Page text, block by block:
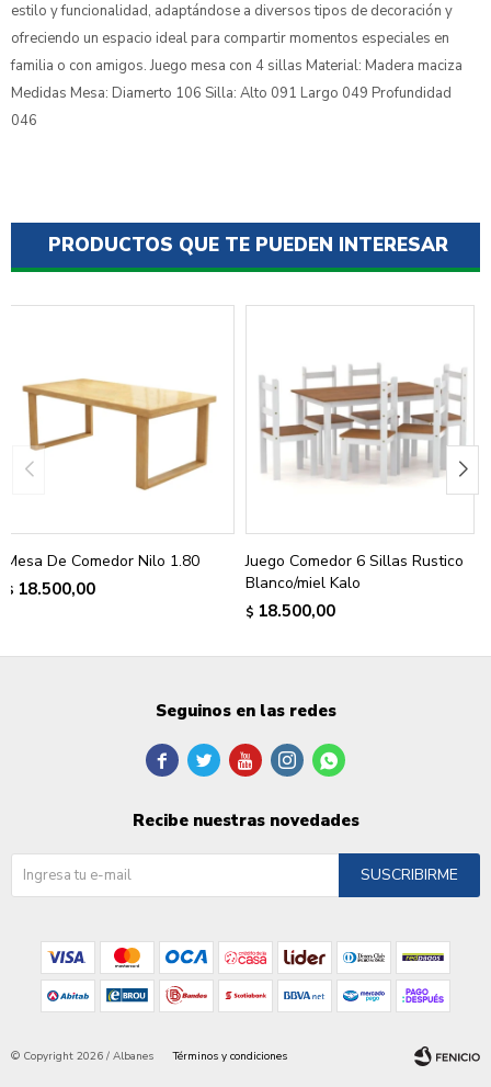
estilo y funcionalidad, adaptándose a diversos tipos de decoración y
ofreciendo un espacio ideal para compartir momentos especiales en
familia o con amigos. Juego mesa con 4 sillas Material: Madera maciza
Medidas Mesa: Diamerto 106 Silla: Alto 091 Largo 049 Profundidad
046
PRODUCTOS QUE TE PUEDEN INTERESAR
Mesa De Comedor Nilo 1.80
$ 18.500,00
Juego Comedor 6 Sillas Rustico
Blanco/miel Kalo
$ 18.500,00
Seguinos en las redes
    
Recibe nuestras novedades
SUSCRIBIRME
© Copyright 2026 / Albanes Términos y condiciones